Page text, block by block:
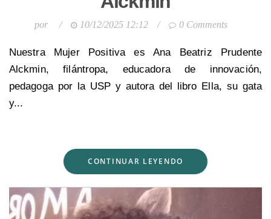
por / 10/12/2025 12:12 / 0 Comments
Nuestra Mujer Positiva es Ana Beatriz Prudente
Alckmin, filántropa, educadora de innovación,
pedagoga por la USP y autora del libro Ella, su gata
y...
CONTINUAR LEYENDO